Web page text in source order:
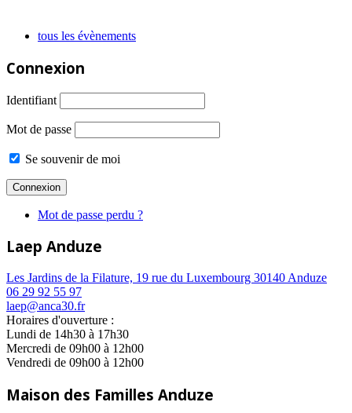
tous les évènements
Connexion
Identifiant
Mot de passe
Se souvenir de moi
Mot de passe perdu ?
Laep Anduze
Les Jardins de la Filature, 19 rue du Luxembourg 30140 Anduze
06 29 92 55 97
laep@anca30.fr
Horaires d'ouverture :
Lundi de 14h30 à 17h30
Mercredi de 09h00 à 12h00
Vendredi de 09h00 à 12h00
Maison des Familles Anduze